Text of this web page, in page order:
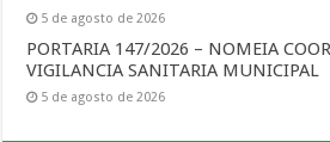
5 de agosto de 2026
PORTARIA 147/2026 – NOMEIA
VIGILANCIA SANITARIA MUNICIPAL
5 de agosto de 2026